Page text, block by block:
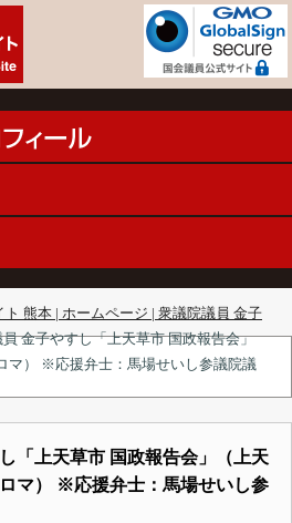
熊本 | ホームページ | 衆議院議員 金子
金子やすし「上天草市 国政報告会」
マ） ※応援弁士：馬場せいし参議院議
「上天草市 国政報告会」（上天
マ） ※応援弁士：馬場せいし参